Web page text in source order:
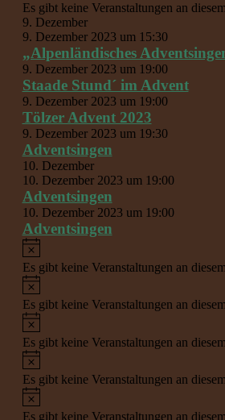
Es gibt keine Veranstaltungen an
9. Dezember
9. Dezember 2023 um 15:30
„Alpenländisches
9. Dezember 2023 um 19:00
Staade Stund´ im Advent
9. Dezember 2023 um 19:00
Tölzer Advent 2023
9. Dezember 2023 um 19:30
Adventsingen
10. Dezember
10. Dezember 2023 um 19:00
Adventsingen
10. Dezember 2023 um 19:00
Adventsingen
Hinweis
Es gibt keine Veranstaltungen an
Hinweis
Es gibt keine Veranstaltungen an
Hinweis
Es gibt keine Veranstaltungen an
Hinweis
Es gibt keine Veranstaltungen an
Hinweis
Es gibt keine Veranstaltungen an